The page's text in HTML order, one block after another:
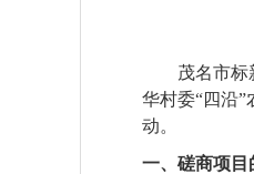
茂名市标
华村委“四沿”
动。
一、磋商项目